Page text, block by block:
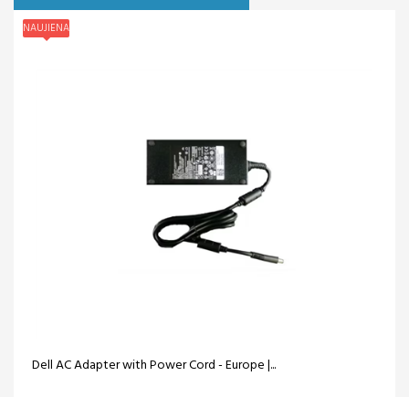
NAUJIENA
Dell AC Adapter with Power Cord - Europe |...